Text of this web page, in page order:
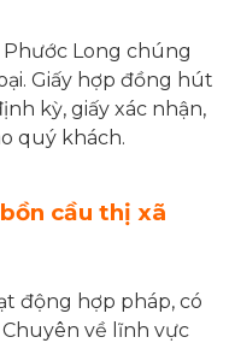
Long chúng
Giấy hợp đồng hút
kỳ, giấy xác nhận,
quý khách.
cầu thị xã
động hợp pháp, có
về lĩnh vực